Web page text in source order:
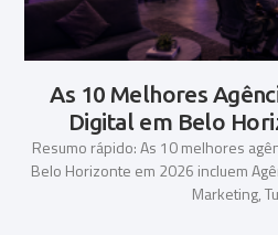
As 10 Melhores
Digital em Belo
Resumo rápido: As 10 melhores
Belo Horizonte em 2026 incluem
Marketing,